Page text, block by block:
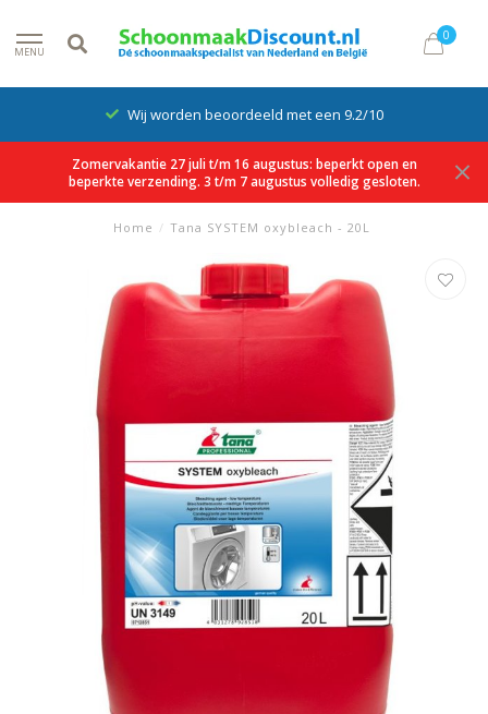
MENU
0
Wij worden beoordeeld met een 9.2/10
Zomervakantie 27 juli t/m 16 augustus: beperkt open en
beperkte verzending. 3 t/m 7 augustus volledig gesloten.
Home / Tana SYSTEM oxybleach - 20L